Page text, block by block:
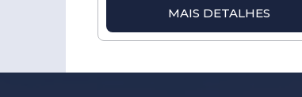
MAIS DETALHES